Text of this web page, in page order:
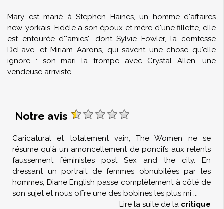
Mary est marié à Stephen Haines, un homme d'affaires
new-yorkais. Fidèle à son époux et mère d'une fillette, elle
est entourée d'"amies", dont Sylvie Fowler, la comtesse
DeLave, et Miriam Aarons, qui savent une chose qu'elle
ignore : son mari la trompe avec Crystal Allen, une
vendeuse arriviste...
Notre avis
Caricatural et totalement vain, The Women ne se
résume qu'à un amoncellement de poncifs aux relents
faussement féministes post Sex and the city. En
dressant un portrait de femmes obnubilées par les
hommes, Diane English passe complètement à côté de
son sujet et nous offre une des bobines les plus mi ...
Lire la suite de la critique